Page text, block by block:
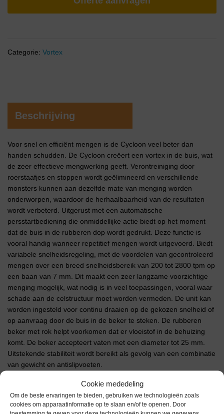
Cookie mededeling
Om de beste ervaringen te bieden, gebruiken we technologieën zoals
cookies om apparaatinformatie op te slaan en/of te openen. Door
Categorie: Vortex
Beschrijving
Voor snel en efficiënt mengen is de Cycloon veel beter dan
handen schudden. De Cycloon creëert een vortex in de buis, wat
de zeer effectieve mengwerking geeft. Verontreiniging door
roerstaafjes en stoppen wordt geëlimineerd en verschillende
monsters kunnen aan dezelfde mate van menging worden
onderworpen, waardoor de herhaalbaarheid van de resultaten
wordt verbeterd. Uitgerust met een automatische
persstartbediening die onmiddellijke actie biedt op het moment
dat de buis in de rubberen dop wordt gedrukt. Deze functie is
vooral handig wanneer repetitief mengen wordt uitgevoerd. Biedt
variabele snelheidsregeling, met de voordelen van gecontroleerd
mengen over een breed snelheidsbereik van 200 tot 2800 tpm op
een baan van 7 mm. Dit maakt een zeer langzame voorzichtige
menging mogelijk, wat nodig is in veel toepassingen, vooral waar
schade aan de celstructuur moet worden vermeden. De unit kan
worden ingesteld voor continu draaien op de gekozen snelheid of
op aanvraag door de buis in de beker te steken. De rubberen
beker met rok helpt voorkomen dat er vloeistof in de behuizing
komt. De beker accepteert vaten met een diameter tot 25 mm.
Uitstekende stabiliteit wordt bereikt als gevolg van een combinatie
van gewicht en antislipvoeten.
Afmetingen (BxDxH): 150 x 175 x 150 mm
Accepteert vaten en buizen met een diameter tot 25 mm